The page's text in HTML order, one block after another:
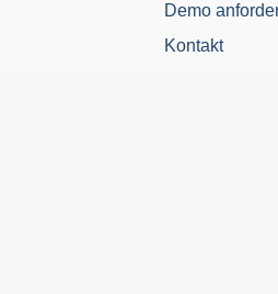
Demo
Kontakt